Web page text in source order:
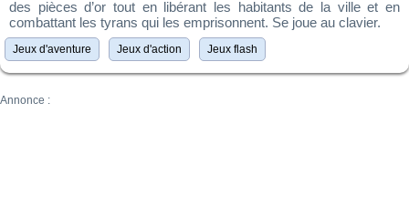
des pièces d’or tout en libérant les habitants de la ville et en
combattant les tyrans qui les emprisonnent. Se joue au clavier.
Jeux d'aventure Jeux d'action Jeux flash